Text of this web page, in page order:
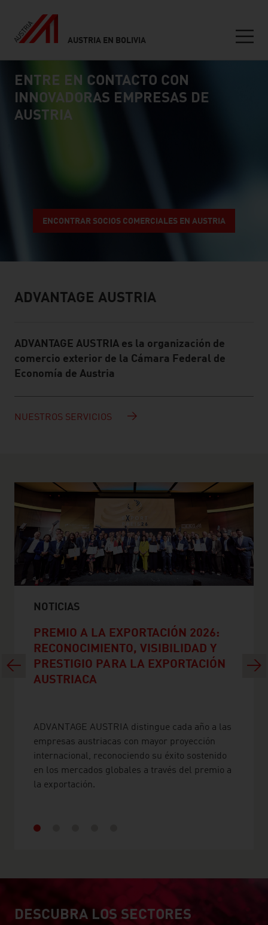
AUSTRIA EN BOLIVIA
Inhalt
connect
ENTRE EN CONTACTO CON
INNOVADORAS EMPRESAS DE
AUSTRIA
ENCONTRAR SOCIOS COMERCIALES EN AUSTRIA
Info box
ADVANTAGE AUSTRIA
ADVANTAGE AUSTRIA es la organización de
comercio exterior de la Cámara Federal de
Economía de Austria
NUESTROS SERVICIOS
NOTICIAS
PREMIO A LA EXPORTACIÓN 2026:
RECONOCIMIENTO, VISIBILIDAD Y
PRESTIGIO PARA LA EXPORTACIÓN
AUSTRIACA
ADVANTAGE AUSTRIA distingue cada año a las
empresas austriacas con mayor proyección
internacional, reconociendo su éxito sostenido
en los mercados globales a través del premio a
la exportación.
Previous Next
explore austrian industry
DESCUBRA LOS SECTORES